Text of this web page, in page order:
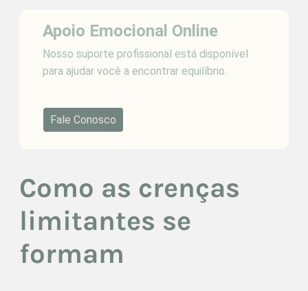
Apoio Emocional Online
Nosso suporte profissional está disponível
para ajudar você a encontrar equilíbrio.
Fale Conosco
Como as crenças
limitantes se
formam